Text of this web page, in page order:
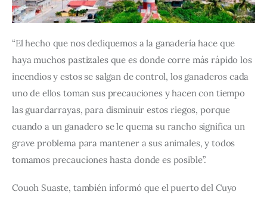
“El hecho que nos dediquemos a la ganadería hace que
haya muchos pastizales que es donde corre más rápido los
incendios y estos se salgan de control, los ganaderos cada
uno de ellos toman sus precauciones y hacen con tiempo
las guardarrayas, para disminuir estos riegos, porque
cuando a un ganadero se le quema su rancho significa un
grave problema para mantener a sus animales, y todos
tomamos precauciones hasta donde es posible”.
Couoh Suaste, también informó que el puerto del Cuyo